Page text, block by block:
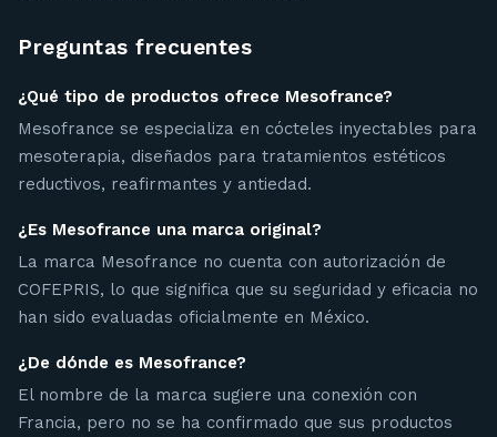
Preguntas frecuentes
¿Qué tipo de productos ofrece Mesofrance?
Mesofrance se especializa en cócteles inyectables para
mesoterapia, diseñados para tratamientos estéticos
reductivos, reafirmantes y antiedad.
¿Es Mesofrance una marca original?
La marca Mesofrance no cuenta con autorización de
COFEPRIS, lo que significa que su seguridad y eficacia no
han sido evaluadas oficialmente en México.
¿De dónde es Mesofrance?
El nombre de la marca sugiere una conexión con
Francia, pero no se ha confirmado que sus productos